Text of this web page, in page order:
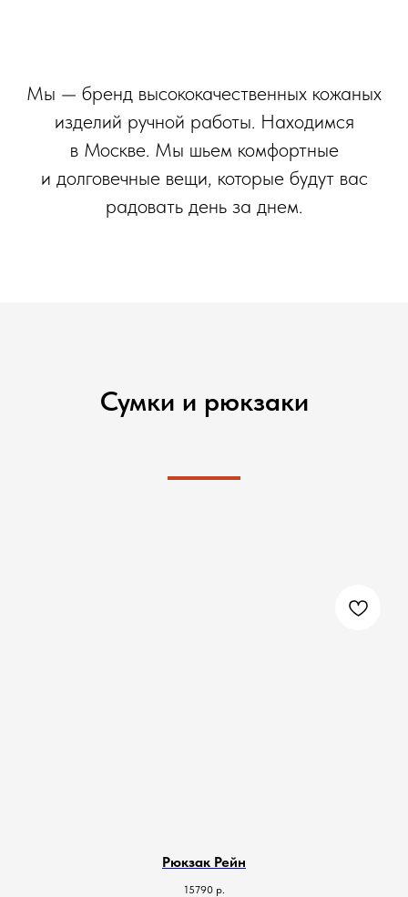
Мы — бренд высококачественных кожаных
изделий ручной работы. Находимся
в Москве. Мы шьем комфортные
и долговечные вещи, которые будут вас
радовать день за днем.
Сумки и рюкзаки
Рюкзак Рейн
15790 р.